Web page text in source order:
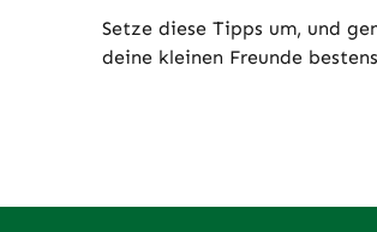
Setze diese Tipps um, und
deine kleinen Freunde